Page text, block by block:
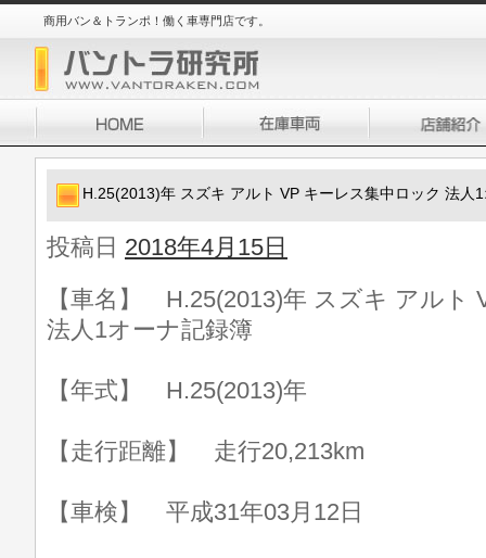
商用バン＆トランポ！働く車専門店です。
H.25(2013)年 スズキ アルト VP キーレス集中ロック 法人
投稿日 2018年4月15日
【車名】 H.25(2013)年 スズキ アルト
法人1オーナ記録簿
【年式】 H.25(2013)年
【走行距離】 走行20,213km
【車検】 平成31年03月12日